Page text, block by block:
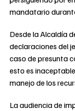
mandatario
Desde la Alcaldía
declaraciones del
caso de presunta
esto es
manejo de los
La audiencia de